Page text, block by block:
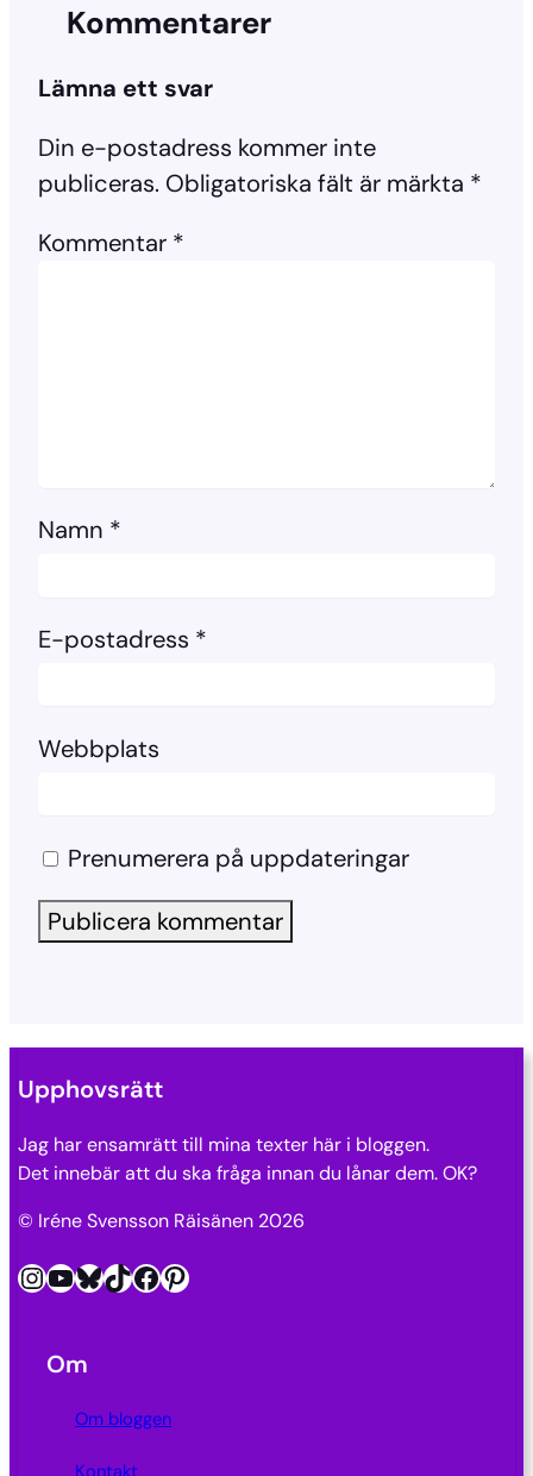
Kommentarer
Lämna ett svar
Din e-postadress kommer inte
publiceras. Obligatoriska fält är märkta *
Kommentar *
Namn *
E-postadress *
Webbplats
Prenumerera på uppdateringar
Upphovsrätt
Jag har ensamrätt till mina texter här i bloggen.
Det innebär att du ska fråga innan du lånar dem. OK?
© Iréne Svensson Räisänen 2026
InstagramYouTube Bluesky TikTok Facebook Pinterest
Om
Om bloggen
Kontakt